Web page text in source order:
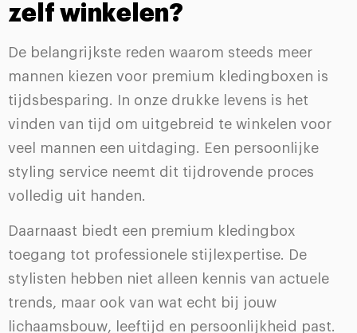
zelf winkelen?
De belangrijkste reden waarom steeds meer
mannen kiezen voor premium kledingboxen is
tijdsbesparing. In onze drukke levens is het
vinden van tijd om uitgebreid te winkelen voor
veel mannen een uitdaging. Een persoonlijke
styling service neemt dit tijdrovende proces
volledig uit handen.
Daarnaast biedt een premium kledingbox
toegang tot professionele stijlexpertise. De
stylisten hebben niet alleen kennis van actuele
trends, maar ook van wat echt bij jouw
lichaamsbouw, leeftijd en persoonlijkheid past.